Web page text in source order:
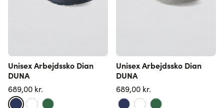
Unisex Arbejdssko Dian
DUNA
689,00 kr.
Unisex Arbejdssko Dian
DUNA
689,00 kr.